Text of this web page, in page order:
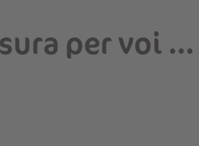
per voi ...